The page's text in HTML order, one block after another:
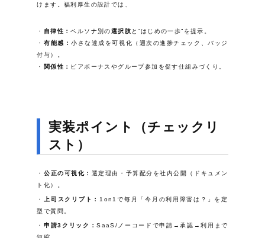
けます。福利厚生の設計では、
自律性：ペルソナ別の選択肢と“はじめの一歩”を提示。
有能感：小さな達成を可視化（週次の進捗チェック、バッジ
付与）。
関係性： ピアボーナスやグループ参加を促す仕組みづくり。
実装ポイント（チェックリ
スト）
公正の可視化： 選定理由・予算配分を社内公開（ドキュメン
ト化）。
上司スクリプト： 1on1で毎月「今月の利用障害は？」を定
型で質問。
申請3クリック：SaaS/ノーコードで申請→承認→利用まで